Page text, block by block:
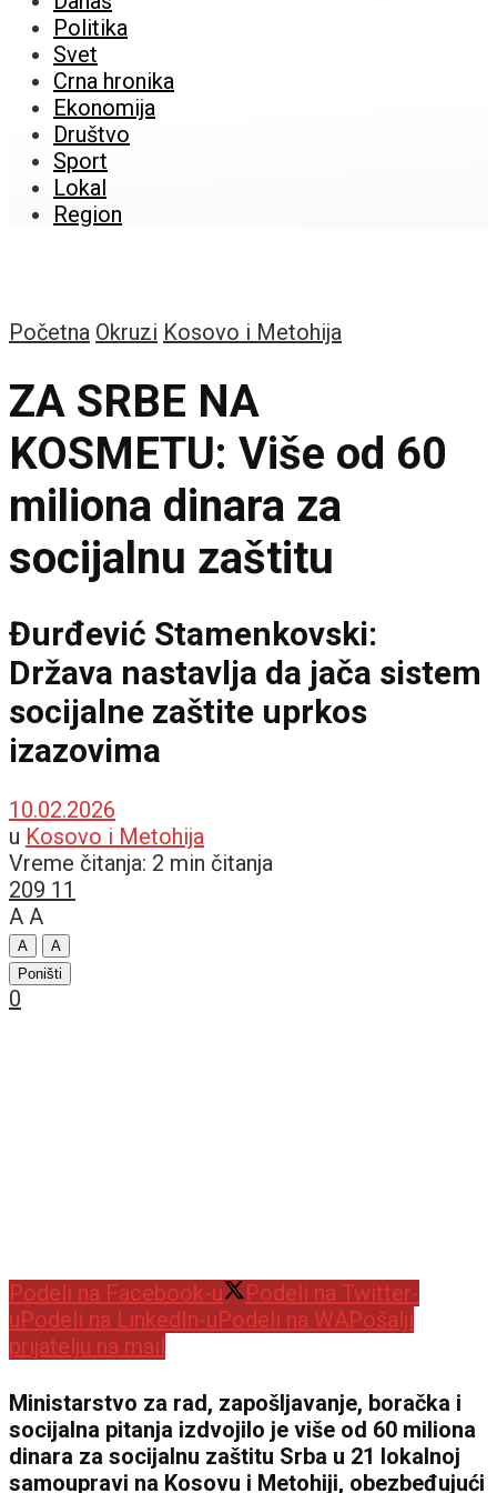
Politika
Svet
Crna hronika
Ekonomija
Društvo
Sport
Lokal
Region
Početna Okruzi Kosovo i Metohija
ZA SRBE NA
KOSMETU: Više od 60
miliona dinara za
socijalnu zaštitu
Đurđević Stamenkovski:
Država nastavlja da jača sistem
socijalne zaštite uprkos
izazovima
10.02.2026
u Kosovo i Metohija
Vreme čitanja: 2 min čitanja
209 11
A A
A
A
Poništi
0
Podeli na Facebook-u
Podeli na Twitter-
u Podeli na LinkedIn-u Podeli na WAPošalji
prijatelju na mail
Ministarstvo za rad, zapošljavanje, boračka i
socijalna pitanja izdvojilo je više od 60 miliona
dinara za socijalnu zaštitu Srba u 21 lokalnoj
samoupravi na Kosovu i Metohiji, obezbeđujući